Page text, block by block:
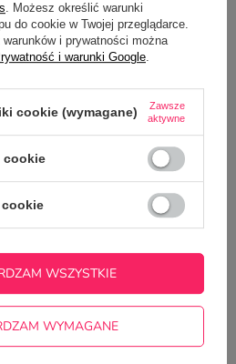
Masz pytania?
i
ZADAJ PYTANIE
KUPOWANE Z
Niebieski kubek
nadrukiem
29,00 zł
. Możesz określić warunki
do cookie w Twojej przeglądarce.
i prywatności można
i warunki Google.
cookie (wymagane)
Zawsze
aktywne
cookie
cookie
WYMAGANE
WSZYSTKIE